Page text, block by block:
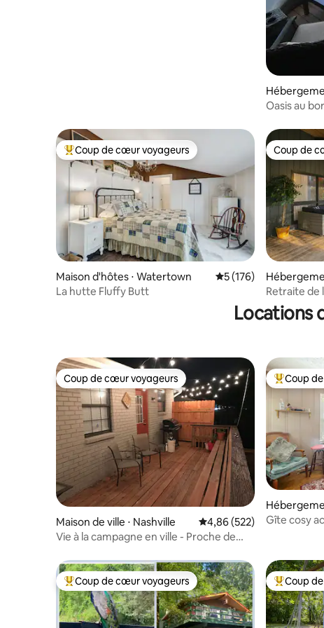
Oasis au
Coups de cœur voyageurs les plus appréciés
Coup de cœur voyageurs
Maison d'hôtes ⋅ Watertown Évaluation moyenne
5 (176)
La hutte Fluffy Butt
Coup de
Coup de
Retraite de
Locations
Coup de cœur voyageurs
Coup de cœur voyageurs
Maison de ville ⋅ Nashville Évaluation moyenne sur
4,86 (522)
Vie à la campagne en ville - Proche de
Coups de
Coup
Gîte cosy
Coups de cœur voyageurs les plus appréciés
Coup de cœur voyageurs Coups de
Coup